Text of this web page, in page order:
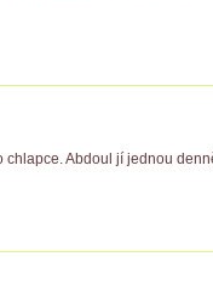
Abdoul jí jednou